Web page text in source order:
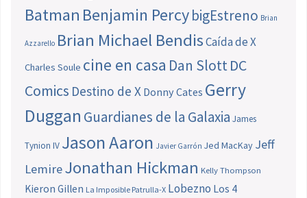
Batman Benjamin PercybigEstreno Brian
Azzarello Brian Michael BendisCaída de X
Charles Soule cine en casa Dan SlottDC
Comics Destino de X Donny Cates Gerry
Duggan Guardianes de la Galaxia James
Tynion IV Jason Aaron Javier Garrón Jed MacKay Jeff
LemireJonathan Hickman Kelly Thompson
Kieron Gillen La Imposible Patrulla-X Lobezno Los 4